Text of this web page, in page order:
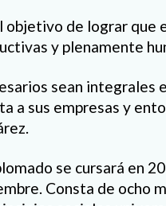
de lograr que
y plenamente
sean integrales
a sus empresas y
se cursará en
Consta de ocho